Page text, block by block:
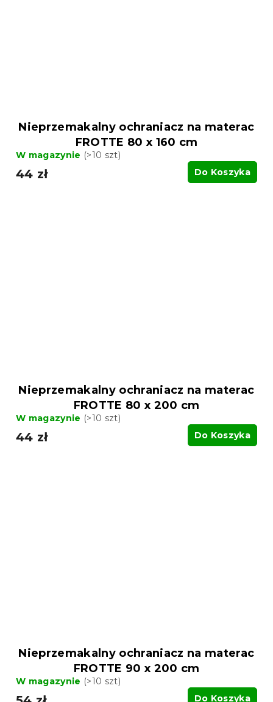
Nieprzemakalny ochraniacz na materac
FROTTE 80 x 160 cm
W magazynie (>10 szt)
44 zł Do Koszyka
Nieprzemakalny ochraniacz na materac
FROTTE 80 x 200 cm
W magazynie (>10 szt)
44 zł Do Koszyka
Nieprzemakalny ochraniacz na materac
FROTTE 90 x 200 cm
W magazynie (>10 szt)
Do Koszyka